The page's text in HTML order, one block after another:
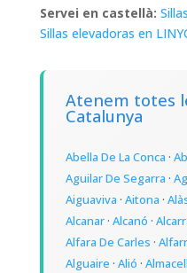
Servei en castellà:
Sillas elevadoras en
Atenem totes
Catalunya
Abella De La Conca ·
Aguilar De Segarra ·
Aiguaviva · Aitona ·
Alcanar· Alcanó ·
Alfara De Carles ·
Alguaire · Alió ·